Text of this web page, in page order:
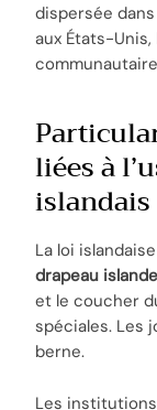
dispersée
aux États-
liées à
islandais
La loi
drapeau
et le coucher
spéciales. Les
berne.
Les